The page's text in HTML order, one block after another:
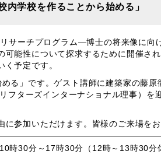
学校を作ることから始める」
ーチプログラム―博士の将来像に向
能性について探求するために開催さ
予定です。
」です。ゲスト講師に建築家の藤原
フターズインターナショナル理事）を
参加いただけます。皆様のご来場をお
時30分～17時30分（12時～13時30分